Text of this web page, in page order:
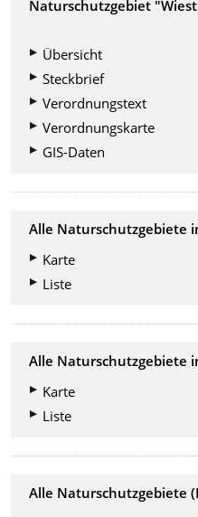
Naturschutzgebiet
Übersicht
Steckbrief
Verordnungstext
Verordnungskarte
GIS-Daten
Alle Naturschutzgebiete
Karte
Liste
Alle Naturschutzgebiete
Karte
Liste
Alle Naturschutzgebiete